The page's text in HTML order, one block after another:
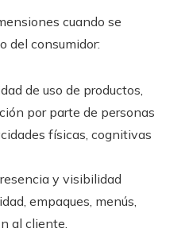
cuando se
del consumidor:
de uso de productos,
por parte de personas
físicas, cognitivas
y visibilidad
empaques, menús,
al cliente.